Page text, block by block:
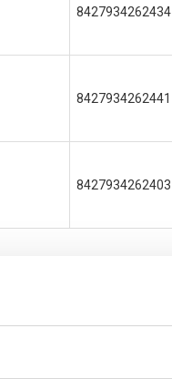
8427934262434
8427934262441
8427934262403